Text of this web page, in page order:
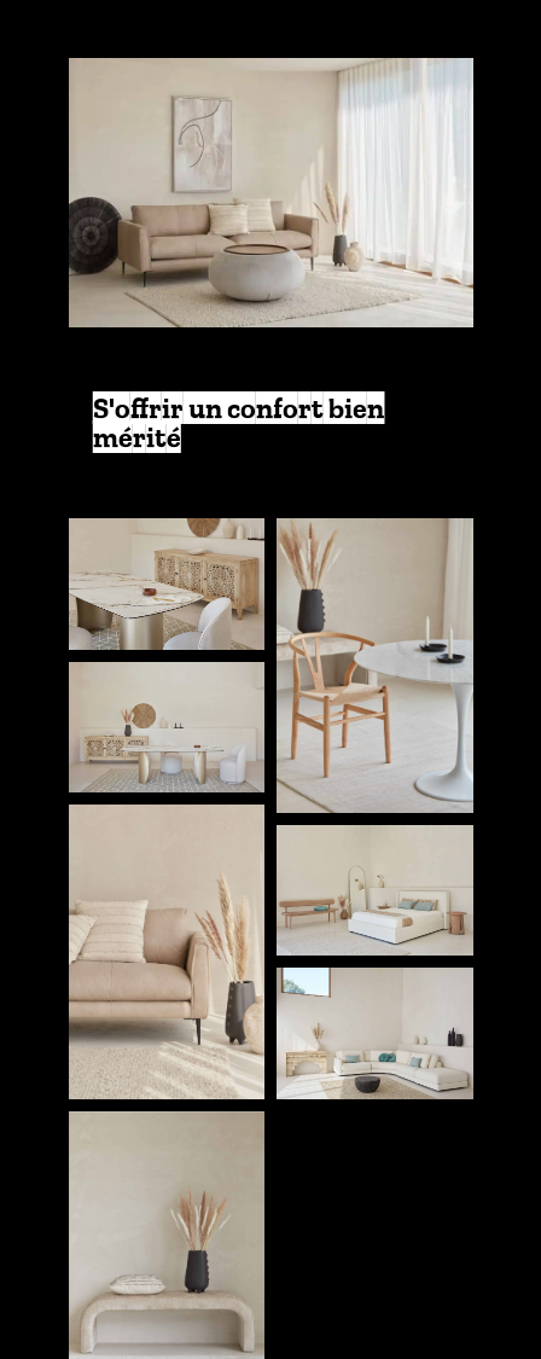
S'offrir un confort bien
mérité